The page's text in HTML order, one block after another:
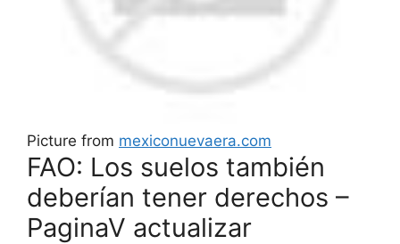
Picture from mexiconuevaera.com
FAO: Los suelos también
deberían tener derechos –
PaginaV actualizar